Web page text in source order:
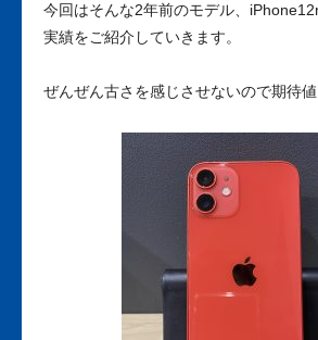
今回はそんな2年前のモデル、
実績をご紹介していきます。
ぜんぜん古さを感じさせないので期待